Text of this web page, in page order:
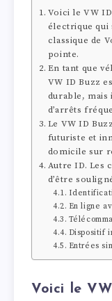
Voici le VW
électrique qui
classique de
pointe.
En tant que
VW ID Buzz
durable,
d’arrêts
Le VW ID
futuriste et
domicile sur
Autre ID. Les
d’être
En ligne
Dispositif
Entrées
Voici le